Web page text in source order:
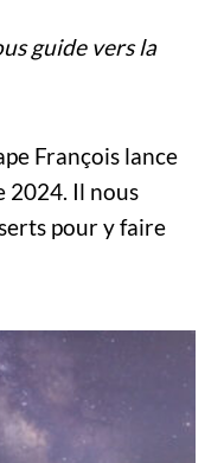
guide vers la
François lance
2024. Il nous
pour y faire